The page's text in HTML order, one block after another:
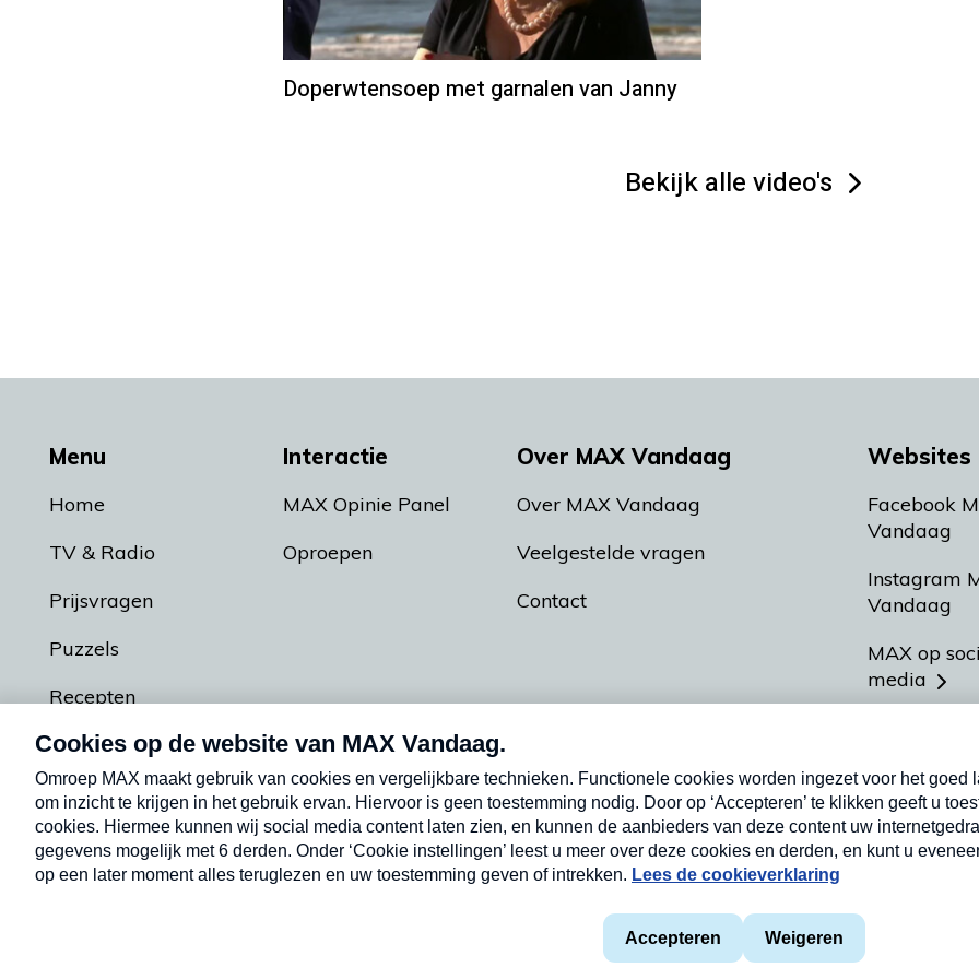
Doperwtensoep met garnalen van Janny
Bekijk alle video's
Menu
Home
TV & Radio
Prijsvragen
Puzzels
Recepten
Podcasts
Interactie
MAX Opinie Panel
Oproepen
Over MAX Vandaag
Over MAX Vandaag
Veelgestelde vragen
Contact
Websites
Facebook
Vandaag
Instagram
Vandaag
MAX op
media
Meldpunt
Heel
Privacyverklaring
Cookieverklaring